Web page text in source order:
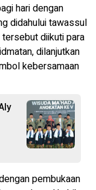
hari dengan
didahului tawassul
tersebut diikuti para
dilanjutkan
kebersamaan
pembukaan